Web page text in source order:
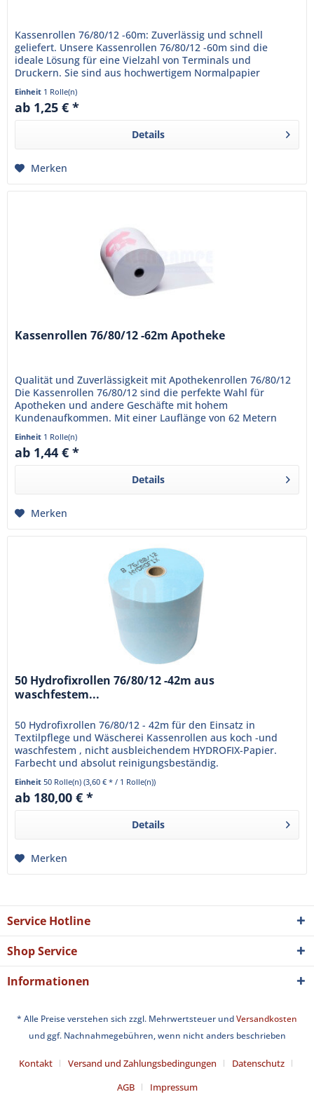
Kassenrollen 76/80/12 -60m: Zuverlässig und schnell
geliefert. Unsere Kassenrollen 76/80/12 -60m sind die
ideale Lösung für eine Vielzahl von Terminals und
Druckern. Sie sind aus hochwertigem Normalpapier
gefertigt, das eine klare...
Einheit 1 Rolle(n)
ab 1,25 € *
Details
Merken
Kassenrollen 76/80/12 -62m Apotheke
Qualität und Zuverlässigkeit mit Apothekenrollen 76/80/12
Die Kassenrollen 76/80/12 sind die perfekte Wahl für
Apotheken und andere Geschäfte mit hohem
Kundenaufkommen. Mit einer Lauflänge von 62 Metern
sorgen sie dafür, dass die...
Einheit 1 Rolle(n)
ab 1,44 € *
Details
Merken
50 Hydrofixrollen 76/80/12 -42m aus
waschfestem...
50 Hydrofixrollen 76/80/12 - 42m für den Einsatz in
Textilpflege und Wäscherei Kassenrollen aus koch -und
waschfestem , nicht ausbleichendem HYDROFIX-Papier.
Farbecht und absolut reinigungsbeständig.
Einheit50 Rolle(n)(3,60 € * / 1 Rolle(n))
ab 180,00 € *
Details
Merken
Service Hotline
Shop Service
Informationen
* Alle Preise verstehen sich zzgl. Mehrwertsteuer undVersandkosten
und ggf. Nachnahmegebühren, wenn nicht anders beschrieben
Kontakt Versand und Zahlungsbedingungen
Datenschutz
AGB
Impressum